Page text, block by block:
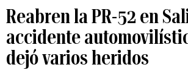
Reabren la PR-52 en
accidente
dejó varios heridos